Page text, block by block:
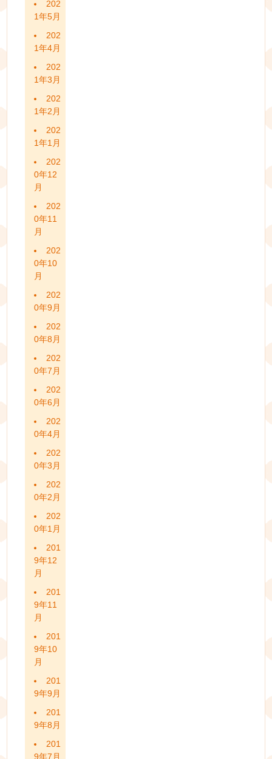
202
1年5月
202
1年4月
202
1年3月
202
1年2月
202
1年1月
202
0年12
月
202
0年11
月
202
0年10
月
202
0年9月
202
0年8月
202
0年7月
202
0年6月
202
0年4月
202
0年3月
202
0年2月
202
0年1月
201
9年12
月
201
9年11
月
201
9年10
月
201
9年9月
201
9年8月
201
9年7月